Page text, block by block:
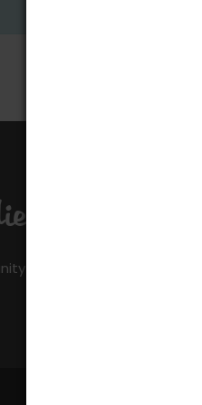
du kennst
kostenlos bei und